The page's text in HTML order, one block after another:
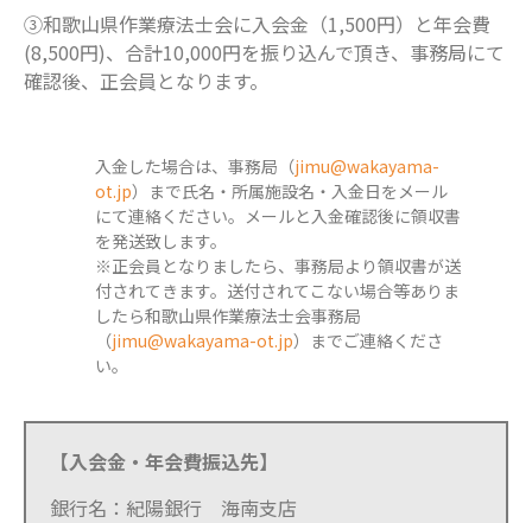
③和歌山県作業療法士会に入会金（1,500円）と年会費
(8,500円)、合計10,000円を振り込んで頂き、事務局にて
確認後、正会員となります。
入金した場合は、事務局（jimu@wakayama-
ot.jp）まで氏名・所属施設名・入金日をメール
にて連絡ください。メールと入金確認後に領収書
を発送致します。
※正会員となりましたら、事務局より領収書が送
付されてきます。送付されてこない場合等ありま
したら和歌山県作業療法士会事務局
（jimu@wakayama-ot.jp）までご連絡くださ
い。
【入会金・年会費振込先】
銀行名：紀陽銀行 海南支店